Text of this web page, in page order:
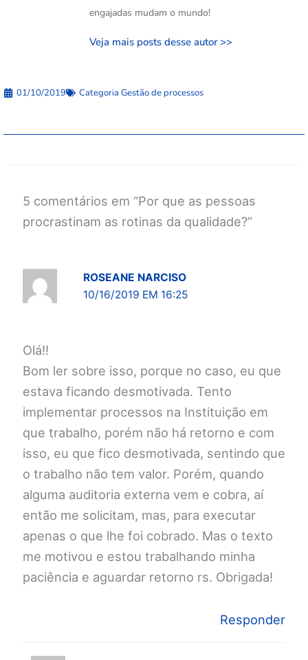
engajadas mudam o mundo!
Veja mais posts desse autor >>
01/10/2019 Categoria Gestão de processos
5 comentários em “Por que as pessoas
procrastinam as rotinas da qualidade?”
ROSEANE NARCISO
10/16/2019 EM 16:25
Olá!!
Bom ler sobre isso, porque no caso, eu que
estava ficando desmotivada. Tento
implementar processos na Instituição em
que trabalho, porém não há retorno e com
isso, eu que fico desmotivada, sentindo que
o trabalho não tem valor. Porém, quando
alguma auditoria externa vem e cobra, aí
então me solicitam, mas, para executar
apenas o que lhe foi cobrado. Mas o texto
me motivou e estou trabalhando minha
paciência e aguardar retorno rs. Obrigada!
Responder